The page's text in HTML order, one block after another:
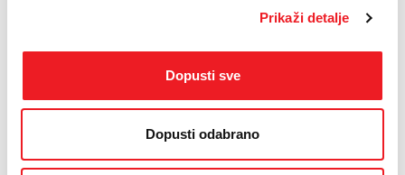
Prikaži detalje
Dopusti sve
Dopusti odabrano
Izvješće o gotovinskim tijekovima - neizravna metoda 2022
Opći podaci 2022